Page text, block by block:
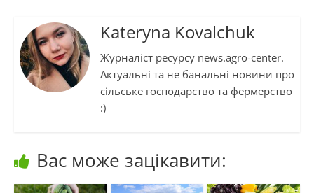
Kateryna Kovalchuk
Журналіст ресурсу news.agro-center.
Актуальні та не банальні новини про
сільське господарство та фермерство
:)
Вас може зацікавити: